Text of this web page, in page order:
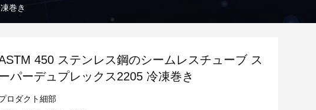
巻き
450 ステンレス鋼のシームレスチューブ ス
パーデュプレックス2205 冷凍巻き
ロダクト細部